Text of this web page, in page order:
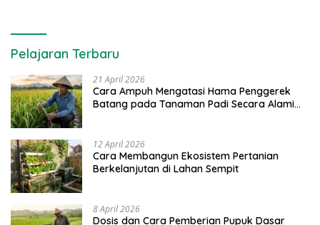
Pelajaran Terbaru
21 April 2026
Cara Ampuh Mengatasi Hama Penggerek
Batang pada Tanaman Padi Secara Alami
12 April 2026
Cara Membangun Ekosistem Pertanian
Berkelanjutan di Lahan Sempit
8 April 2026
Dosis dan Cara Pemberian Pupuk Dasar